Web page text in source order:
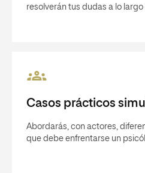
resolverán tus dudas a lo
Casos prácticos
Abordarás, con actores,
que debe enfrentarse un